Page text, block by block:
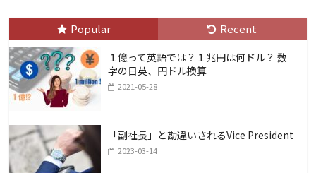
Popular Recent
１億って英語では？１兆円は何ドル？ 数
字の日英、円ドル換算
2021-05-28
「副社長」と勘違いされるVice President
2023-03-14